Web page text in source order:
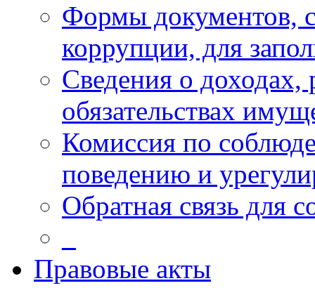
Формы документов,
коррупции, для
Сведения о доходах,
обязательствах
Комиссия по
поведению и
Обратная связь для
Правовые акты